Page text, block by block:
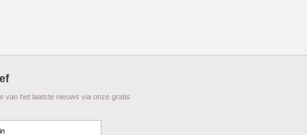
van het laatste nieuws via onze gratis